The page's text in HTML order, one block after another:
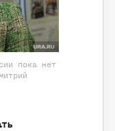
пока нет